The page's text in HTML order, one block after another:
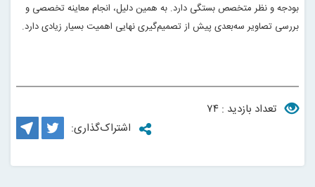
بودجه و نظر متخصص بستگی دارد. به همین دلیل، انجام معاینه تخصصی و
بررسی تصاویر سه‌بعدی پیش از تصمیم‌گیری نهایی اهمیت بسیار زیادی دارد.
تعداد بازدید : ۷۴
اشتراک‌گذاری: